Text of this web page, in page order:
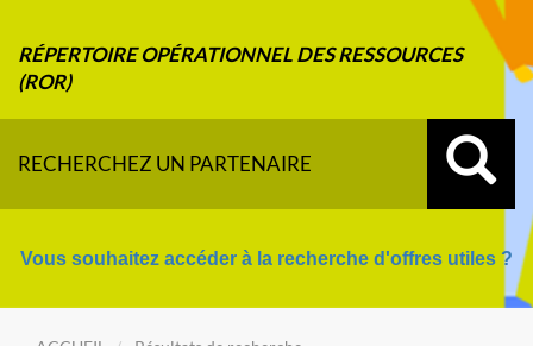
RÉPERTOIRE OPÉRATIONNEL DES RESSOURCES
(ROR)
RECHERCHEZ UN PARTENAIRE
Vous souhaitez accéder à la recherche d'offres utiles ?